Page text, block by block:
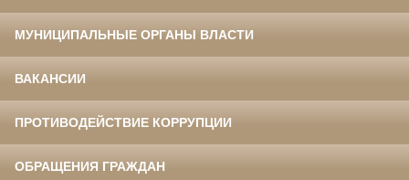
МУНИЦИПАЛЬНЫЕ ОРГАНЫ ВЛАСТИ
ВАКАНСИИ
ПРОТИВОДЕЙСТВИЕ КОРРУПЦИИ
ОБРАЩЕНИЯ ГРАЖДАН